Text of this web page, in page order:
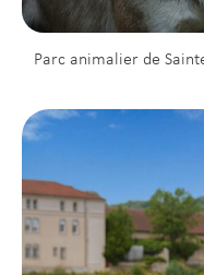
Parc animalier de